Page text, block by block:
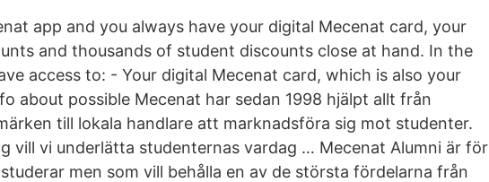
app and you always have your digital Mecenat card, your
and thousands of student discounts close at hand. In the
access to: - Your digital Mecenat card, which is also your
about possible Mecenat har sedan 1998 hjälpt allt från
till lokala handlare att marknadsföra sig mot studenter.
vill vi underlätta studenternas vardag … Mecenat Alumni är för
men som vill behålla en av de största fördelarna från